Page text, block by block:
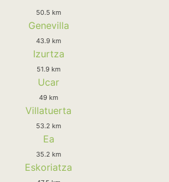
50.5 km
Genevilla
43.9 km
Izurtza
51.9 km
Ucar
49 km
Villatuerta
53.2 km
Ea
35.2 km
Eskoriatza